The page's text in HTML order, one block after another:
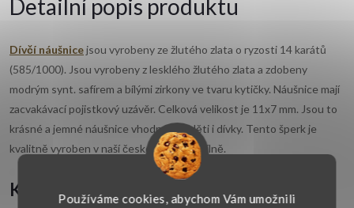
Používáme cookies, abychom Vám umožnili
Detailní popis produktu
Dívčí náušnicejsou vyrobeny ze žlutého zlata o ryzosti 14 karátů
(585/1000). Jsou vyrobeny z lesklého žlutého zlata a zdobeny
modrým synt. safírem a bílými zirkony ve tvaru kytičky. Náušnice mají
zacvakávací pojistkový uzávěr. Celková velikost je 11x7 mm. Jsou to
krásné a jemné náušnice vhodné pro děti i dívky. Tento šperk je
kvalitně vyroben v naší české zlatnické dílně.
Klíčové vlastnosti